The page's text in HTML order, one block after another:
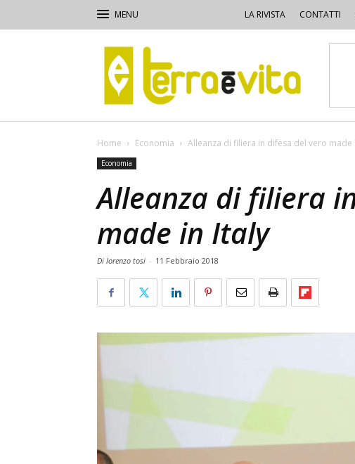
LA RIVISTA CONTATTI
Terra
e
Vita
Home Economia Alleanza di filiera in difesa del vero made
Economia
Alleanza di filiera
made in Italy
Di lorenzo tosi - 11 Febbraio 2018